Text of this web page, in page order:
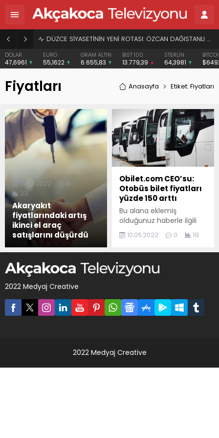
DÜZCE SİYASETİNİN YENİ ROTASI: ÖZCAN DAĞISTANLI VE “HERKESİN BAŞKANI” VİZYONU
DOLAR
47,6961
EURO
55,1622
GRAM ALTIN
6.655,83
BIST 100
13.779,39
STERLİN
64,3981
Fiyatları Anasayfa Etiket: Fiyatları
Akaryakıt
fiyatlarındaki artış
ikinci el araç
satışlarını düşürdü
10.05.2022
0
23
Obilet.com CEO’su:
Otobüs bilet fiyatları
yüzde 150 arttı
Bu alana eklemiş
olduğunuz haberle ilgili
kısa bir özet bilgisi
ekleyebilirsiniz. Bu metin
bölümünden eklenebilir.
Özet eklenmişse başlık
şekilde gösterilir,
eklenmemişse bu alan
boş kalır.
10.05.2022 0 19
2022 Medyaj Creative
2022 Medyaj Creative